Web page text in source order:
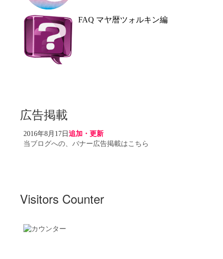
FAQ マヤ暦ツォルキン編
広告掲載
2016年8月17日 追加・更新
当ブログへの、バナー広告掲載はこちら
Visitors Counter